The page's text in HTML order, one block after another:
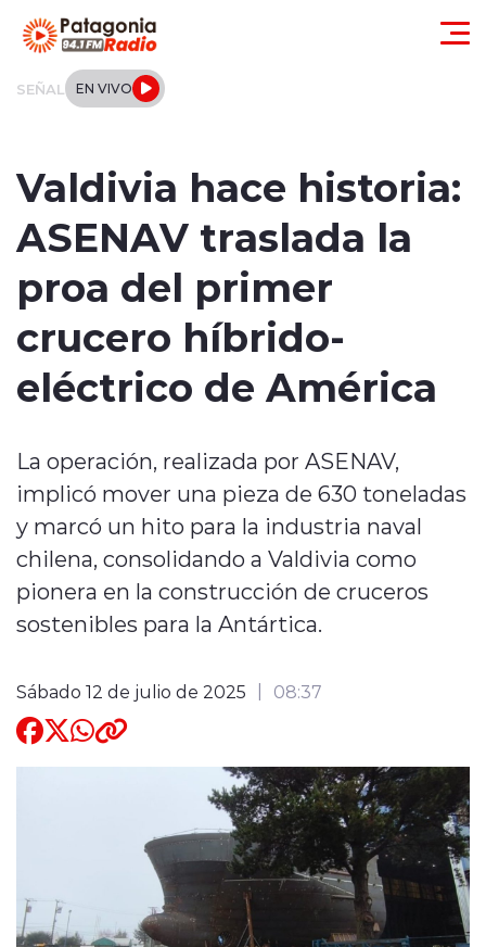
SEÑAL EN VIVO
Internacional
Entrevistas
Quienes Somos
modo claro
Valdivia hace historia:
ASENAV traslada la
proa del primer
crucero híbrido-
eléctrico de América
La operación, realizada por ASENAV,
implicó mover una pieza de 630 toneladas
y marcó un hito para la industria naval
chilena, consolidando a Valdivia como
pionera en la construcción de cruceros
sostenibles para la Antártica.
Sábado 12 de julio de 2025 08:37